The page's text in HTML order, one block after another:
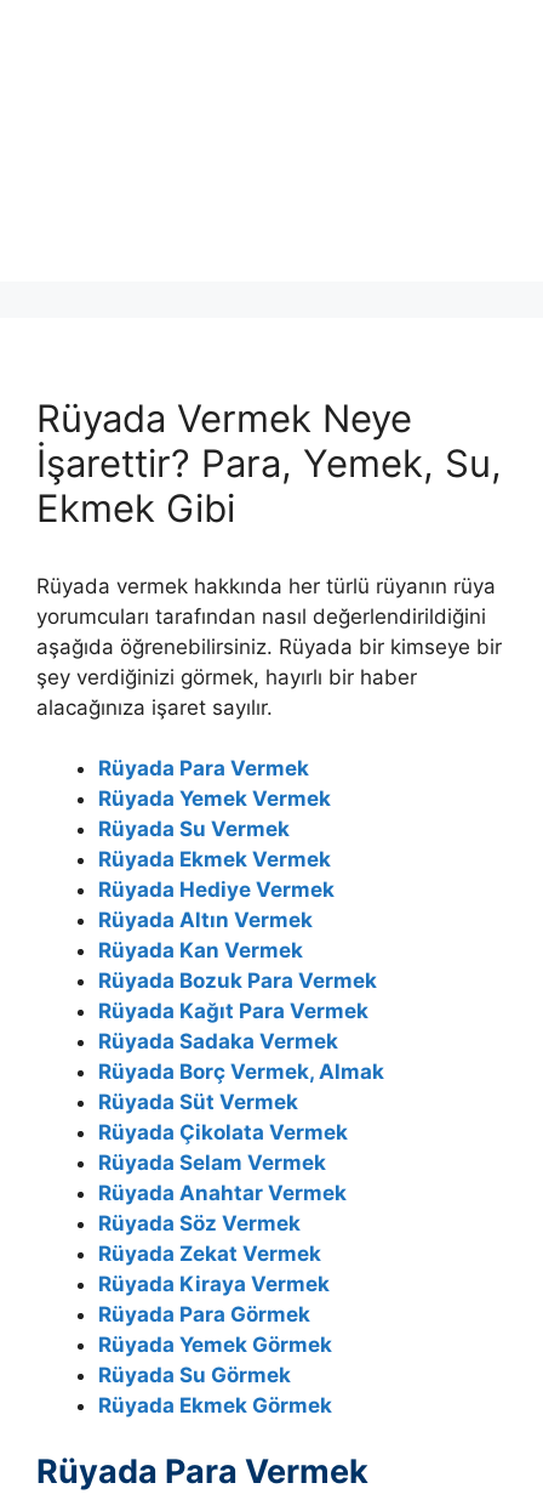
Rüyada Vermek Neye
İşarettir? Para, Yemek, Su,
Ekmek Gibi
Rüyada vermek hakkında her türlü rüyanın rüya
yorumcuları tarafından nasıl değerlendirildiğini
aşağıda öğrenebilirsiniz. Rüyada bir kimseye bir
şey verdiğinizi görmek, hayırlı bir haber
alacağınıza işaret sayılır.
Rüyada Para Vermek
Rüyada Yemek Vermek
Rüyada Su Vermek
Rüyada Ekmek Vermek
Rüyada Hediye Vermek
Rüyada Altın Vermek
Rüyada Kan Vermek
Rüyada Bozuk Para Vermek
Rüyada Kağıt Para Vermek
Rüyada Sadaka Vermek
Rüyada Borç Vermek, Almak
Rüyada Süt Vermek
Rüyada Çikolata Vermek
Rüyada Selam Vermek
Rüyada Anahtar Vermek
Rüyada Söz Vermek
Rüyada Zekat Vermek
Rüyada Kiraya Vermek
Rüyada Para Görmek
Rüyada Yemek Görmek
Rüyada Su Görmek
Rüyada Ekmek Görmek
Rüyada Para Vermek